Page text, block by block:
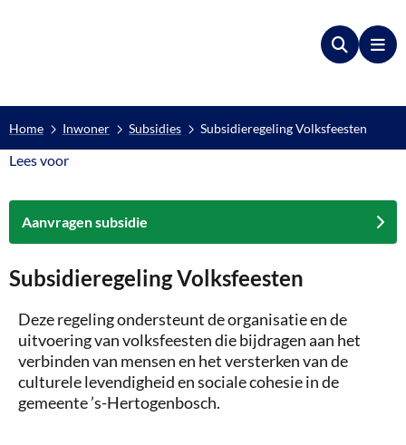
Zoeken
Home Inwoner Subsidies Subsidieregeling Volksfeesten
Lees voorLees voor
Aanvragen subsidie
Subsidieregeling Volksfeesten
Deze regeling ondersteunt de organisatie en de
uitvoering van volksfeesten die bijdragen aan het
verbinden van mensen en het versterken van de
culturele levendigheid en sociale cohesie in de
gemeente ’s-Hertogenbosch.